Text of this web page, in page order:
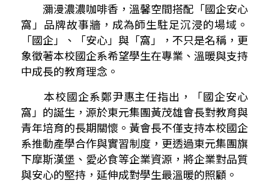
瀰漫濃濃咖啡香，溫馨空間搭配「國企安心
窩」品牌故事牆，成為師生駐足沉浸的場域。
「國企」、「安心」與「窩」，不只是名稱，更
象徵著本校國企系希望學生在專業、溫暖與支持
中成長的教育理念。
本校國企系鄭尹惠主任指出，「國企安心
窩」的誕生，源於東元集團黃茂雄會長對教育與
青年培育的長期關懷。黃會長不僅支持本校國企
系推動產學合作與實習制度，更透過東元集團旗
下摩斯漢堡、愛必食等企業資源，將企業對品質
與安心的堅持，延伸成對學生最溫暖的照顧。